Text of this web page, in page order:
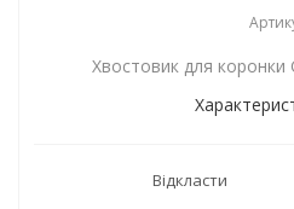
Хвостовик для коронки
Відкласти